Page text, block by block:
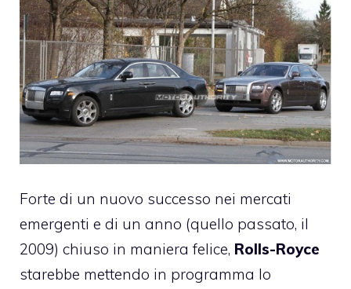
Forte di un nuovo successo nei mercati
emergenti e di un anno (quello passato, il
2009) chiuso in maniera felice, Rolls-Royce
starebbe mettendo in programma lo